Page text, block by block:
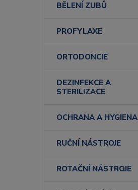
BĚLENÍ ZUBŮ
PROFYLAXE
ORTODONCIE
DEZINFEKCE A
STERILIZACE
OCHRANA A HYGIENA
RUČNÍ NÁSTROJE
ROTAČNÍ NÁSTROJE